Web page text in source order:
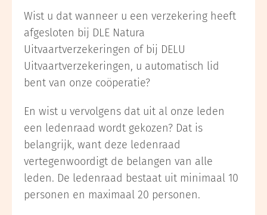
Wist u dat wanneer u een verzekering heeft
afgesloten bij DLE Natura
Uitvaartverzekeringen of bij DELU
Uitvaartverzekeringen, u automatisch lid
bent van onze coöperatie?
En wist u vervolgens dat uit al onze leden
een ledenraad wordt gekozen? Dat is
belangrijk, want deze ledenraad
vertegenwoordigt de belangen van alle
leden. De ledenraad bestaat uit minimaal 10
personen en maximaal 20 personen.